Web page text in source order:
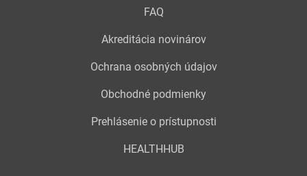
FAQ
Akreditácia novinárov
Ochrana osobných údajov
Obchodné podmienky
Prehlásenie o prístupnosti
HEALTHHUB